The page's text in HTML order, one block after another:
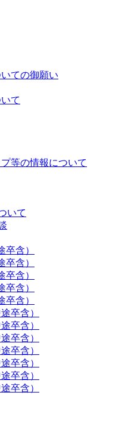
ての御願い
て
等の情報について
いて
含）
含）
含）
含）
含）
卒含）
卒含）
卒含）
卒含）
卒含）
卒含）
卒含）